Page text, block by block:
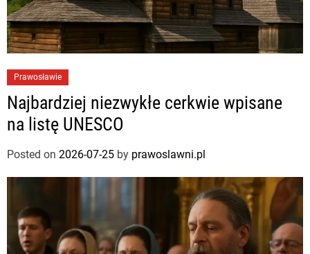
Prawosławie
Najbardziej niezwykłe cerkwie wpisane
na listę UNESCO
Posted on 2026-07-25 by prawoslawni.pl